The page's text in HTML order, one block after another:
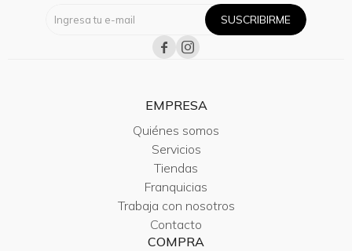
SUSCRIBIRME
 
EMPRESA
Quiénes somos
Servicios
Tiendas
Franquicias
Trabaja con nosotros
Contacto
COMPRA